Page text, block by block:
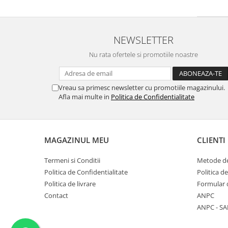
NEWSLETTER
Nu rata ofertele si promotiile noastre
Vreau sa primesc newsletter cu promotiile magazinului.
Afla mai multe in Politica de Confidentialitate
MAGAZINUL MEU
Termeni si Conditii
Politica de Confidentialitate
Politica de livrare
Contact
CLIENTI
Metode
Politica
Formular
ANPC
ANPC -